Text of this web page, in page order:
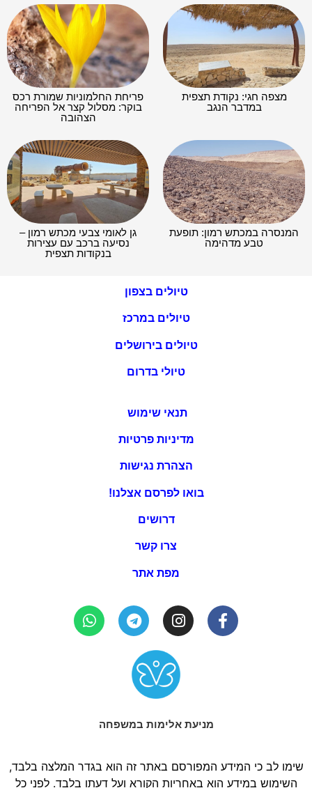
מצפה חגי: נקודת תצפית
במדבר הנגב
פריחת החלמוניות שמורת רכס
בוקר: מסלול קצר אל הפריחה
הצהובה
המנסרה במכתש רמון: תופעת
טבע מדהימה
גן לאומי צבעי מכתש רמון –
נסיעה ברכב עם עצירות
בנקודות תצפית
טיולים בצפון
טיולים במרכז
טיולים בירושלים
טיולי בדרום
תנאי שימוש
מדיניות פרטיות
הצהרת נגישות
בואו לפרסם אצלנו!
דרושים
צרו קשר
מפת אתר
מניעת אלימות במשפחה
שימו לב כי המידע המפורסם באתר זה הוא בגדר המלצה בלבד,
השימוש במידע הוא באחריות הקורא ועל דעתו בלבד. לפני כל